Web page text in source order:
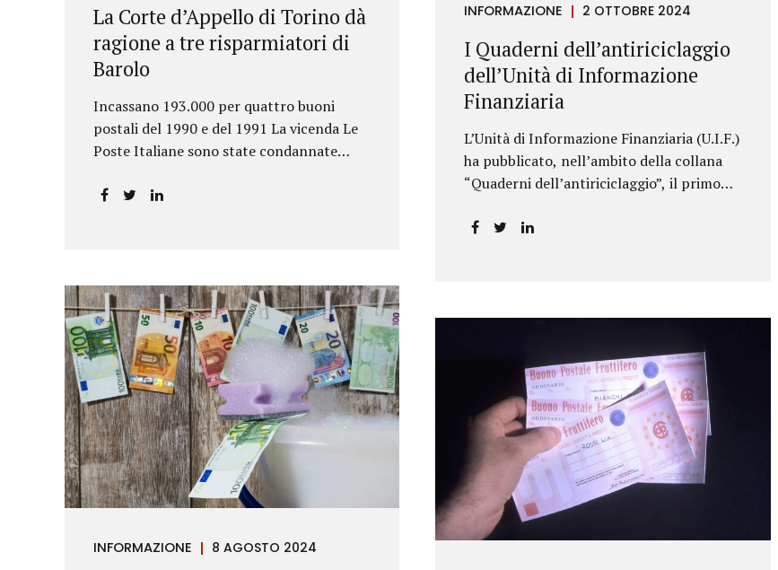
La Corte d’Appello di Torino dà
ragione a tre risparmiatori di
Barolo
Incassano 193.000 per quattro buoni
postali del 1990 e del 1991 La vicenda Le
Poste Italiane sono state condannate
riconoscere, a tre risparmiatori di Barolo,
risparmiatori, titolari di quattro buoni da
5.000.000 lire ciascuno, non erano stati
pagati integralmente gli interessi
riportati nel retro dei titoli. E questo a
causa di una modifica dei rendimenti
risalente al 1986, precedente alla loro
sottoscrizione, e di un timbro che Poste
aveva messo sopra la tabella, la quale
riportava un generico...
INFORMAZIONE 2 OTTOBRE 2024
I Quaderni dell’antiriciclaggio
dell’Unità di Informazione
Finanziaria
L’Unità di Informazione Finanziaria (U.I.F.)
ha pubblicato, nell’ambito della collana
“Quaderni dell’antiriciclaggio”, il primo
Normativa, che illustra i principali
semestre 2024, con particolare
sezioni della rassegna riguardano le novità
nella disciplina internazionale e
nazionale, e forniscono informazioni su
eventuali consultazioni pubbliche e
su pronunce di particolare
rilevanza emesse nell’esercizio
dell’attività giurisdizionale. In questo
numero l’approfondimento è dedicato, in
particolare: alla recente normativa della
INFORMAZIONE 8 AGOSTO 2024